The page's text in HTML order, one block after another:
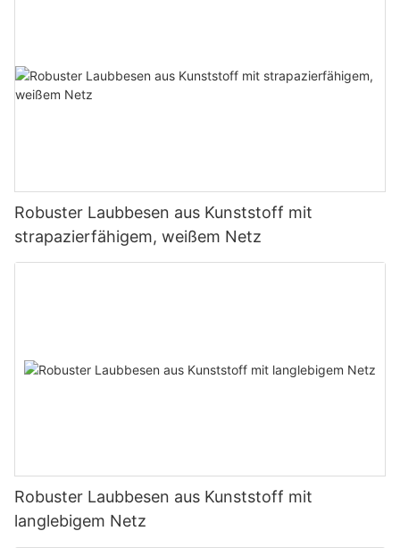
Robuster Laubbesen aus Kunststoff mit
strapazierfähigem, weißem Netz
Robuster Laubbesen aus Kunststoff mit
langlebigem Netz